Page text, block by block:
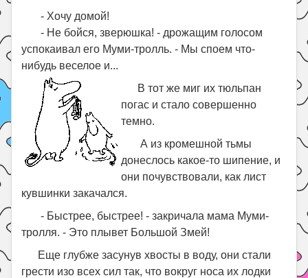
- Хочу домой!
- Не бойся, зверюшка! - дрожащим голосом
успокаивал его Муми-тролль. - Мы споем что-
нибудь веселое и...
В тот же миг их тюльпан
погас и стало совершенно
темно.
А из кромешной тьмы
донеслось какое-то шипение, и
они почувствовали, как лист
кувшинки закачался.
- Быстрее, быстрее! - закричала мама Муми-
тролля. - Это плывет Большой Змей!
Еще глубже засунув хвосты в воду, они стали
грести изо всех сил так, что вокруг носа их лодки